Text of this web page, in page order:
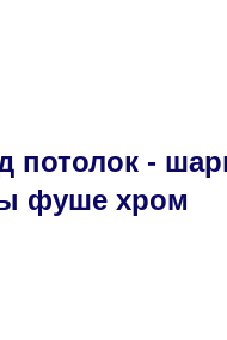
потолок -
фуше хром